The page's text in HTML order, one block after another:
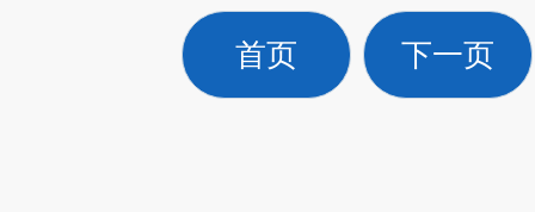
首页 下一页